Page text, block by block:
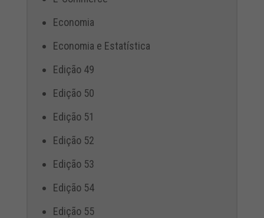
Economia
Economia e Estatística
Edição 49
Edição 50
Edição 51
Edição 52
Edição 53
Edição 54
Edição 55